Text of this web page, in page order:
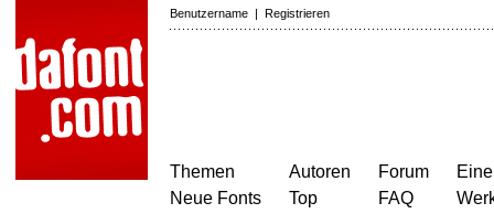
Benutzername | Registrieren
Themen
Neue Fonts
Autoren
Top
Forum
FAQ